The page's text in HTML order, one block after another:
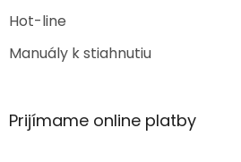
Hot-line
Manuály k stiahnutiu
Prijímame online platby